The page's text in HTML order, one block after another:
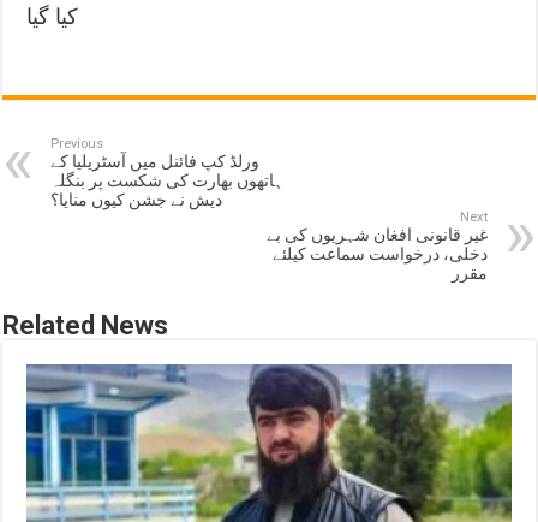
کیا گیا
Previous
ورلڈ کپ فائنل میں آسٹریلیا کے
ہاتھوں بھارت کی شکست پر بنگلہ
دیش نے جشن کیوں منایا؟
Next
غیر قانونی افغان شہریوں کی بے
دخلی، درخواست سماعت کیلئے
مقرر
Related News